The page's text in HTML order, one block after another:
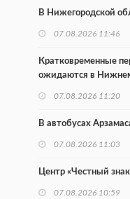
В Нижегородской
07.08.2026 11:46
Кратковременные
ожидаются в Нижнем
07.08.2026 11:20
В автобусах
07.08.2026 11:03
Центр «Честный
07.08.2026 10:59